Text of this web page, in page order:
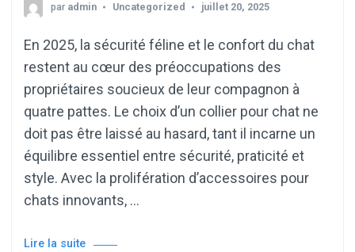
par admin Uncategorized juillet 20, 2025
En 2025, la sécurité féline et le confort du chat
restent au cœur des préoccupations des
propriétaires soucieux de leur compagnon à
quatre pattes. Le choix d’un collier pour chat ne
doit pas être laissé au hasard, tant il incarne un
équilibre essentiel entre sécurité, praticité et
style. Avec la prolifération d’accessoires pour
chats innovants, …
Lire la suite